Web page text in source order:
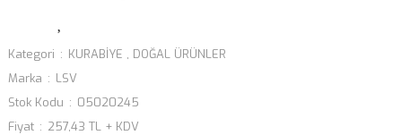
Kategori KURABİYE , DOĞAL ÜRÜNLER
Marka
LSV
Stok Kodu
05020245
Fiyat
257,43 TL + KDV